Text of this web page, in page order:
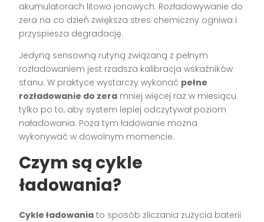
akumulatorach litowo jonowych. Rozładowywanie do
zera na co dzień zwiększa stres chemiczny ogniwa i
przyspiesza degradację.
Jedyną sensowną rutyną związaną z pełnym
rozładowaniem jest rzadsza kalibracja wskaźników
stanu. W praktyce wystarczy wykonać pełne
rozładowanie do zera mniej więcej raz w miesiącu
tylko po to, aby system lepiej odczytywał poziom
naładowania. Poza tym ładowanie można
wykonywać w dowolnym momencie.
Czym są cykle
ładowania?
Cykle ładowania to sposób zliczania zużycia baterii